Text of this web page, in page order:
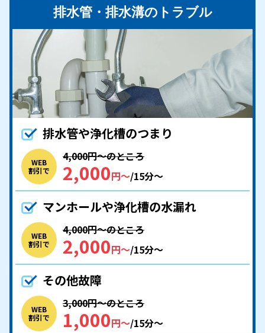
排水管・排水溝のトラブル
排水管や浄化槽のつまり
WEB
割引で
4,000円〜のところ
2,000円〜/15分〜
マンホールや浄化槽の水漏れ
WEB
割引で
4,000円〜のところ
2,000円〜/15分〜
その他故障
WEB
割引で
3,000円〜のところ
1,000円〜/15分〜